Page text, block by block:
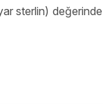
sterlin) değerinde